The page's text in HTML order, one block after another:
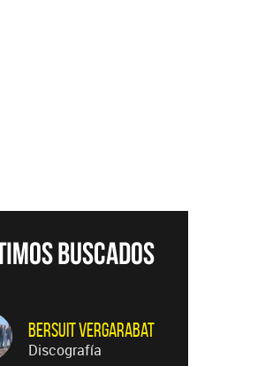
Bersuit Vergarabat
Discografía